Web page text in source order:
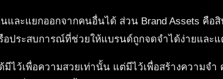
และแยกออกจากคนอื่นได้ ส่วน Brand Assets คือ
อประสบการณ์ที่ช่วยให้แบรนด์ถูกจดจำได้ง่ายและ
ไว้เพื่อความสวยเท่านั้น แต่มีไว้เพื่อสร้างความจ